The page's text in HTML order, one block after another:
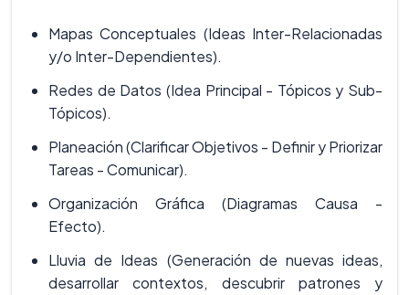
Mapas Conceptuales (Ideas Inter-Relacionadas
y/o Inter-Dependientes).
Redes de Datos (Idea Principal - Tópicos y Sub-
Tópicos).
Planeación (Clarificar Objetivos - Definir y Priorizar
Tareas - Comunicar).
Organización Gráfica (Diagramas Causa -
Efecto).
Lluvia de Ideas (Generación de nuevas ideas,
desarrollar contextos, descubrir patrones y